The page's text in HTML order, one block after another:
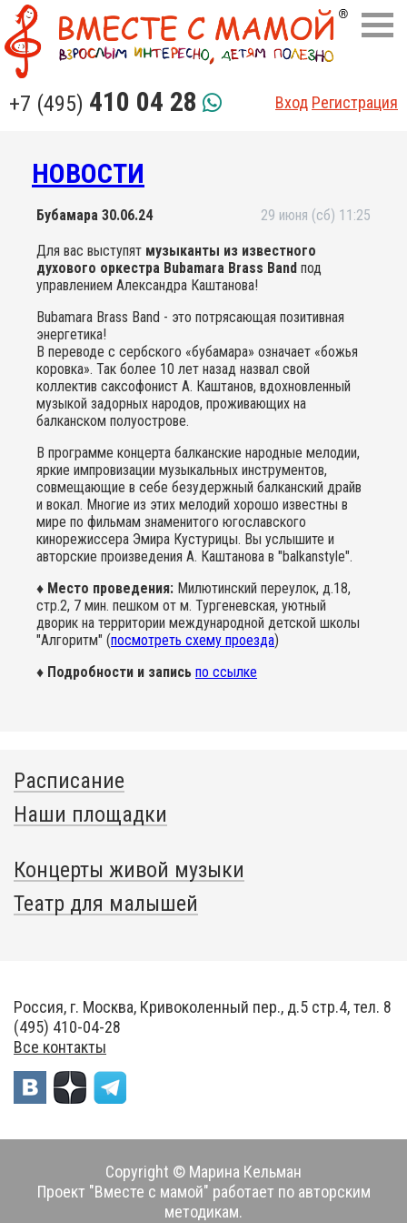
+7 (495) 410 04 28 Вход Регистрация
НОВОСТИ
Бубамара 30.06.24 29 июня (сб) 11:25
Для вас выступят музыканты из известного
духового оркестра Bubamara Brass Band под
управлением Александра Каштанова!
Bubamara Brass Band - это потрясающая позитивная
энергетика!
В переводе с сербского «бубамара» означает «божья
коровка». Так более 10 лет назад назвал свой
коллектив саксофонист А. Каштанов, вдохновленный
музыкой задорных народов, проживающих на
балканском полуострове.
В программе концерта балканские народные мелодии,
яркие импровизации музыкальных инструментов,
совмещающие в себе безудержный балканский драйв
и вокал. Многие из этих мелодий хорошо известны в
мире по фильмам знаменитого югославского
кинорежиссера Эмира Кустурицы. Вы услышите и
авторские произведения А. Каштанова в "balkanstyle".
♦ Место проведения: Милютинский переулок, д.18,
стр.2, 7 мин. пешком от м. Тургеневская, уютный
дворик на территории международной детской школы
"Алгоритм" (посмотреть схему проезда)
♦ Подробности и запись по ссылке
Расписание
Наши площадки
Концерты живой музыки
Театр для малышей
Россия, г. Москва, Кривоколенный пер., д.5 стр.4, тел. 8
(495) 410-04-28
Все контакты
Copyright © Марина Кельман
Проект "Вместе с мамой" работает по авторским
методикам.